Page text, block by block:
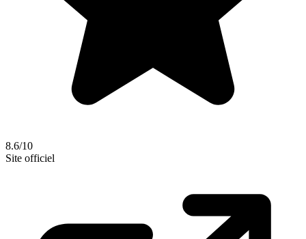
8.6/10
Site officiel